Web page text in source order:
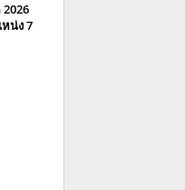
2026
น่ง 7